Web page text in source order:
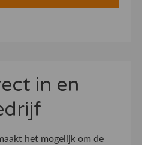
in en
het mogelijk om de